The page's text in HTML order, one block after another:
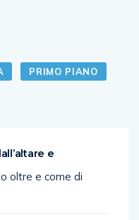
PRIMO PIANO
e
oltre e come di